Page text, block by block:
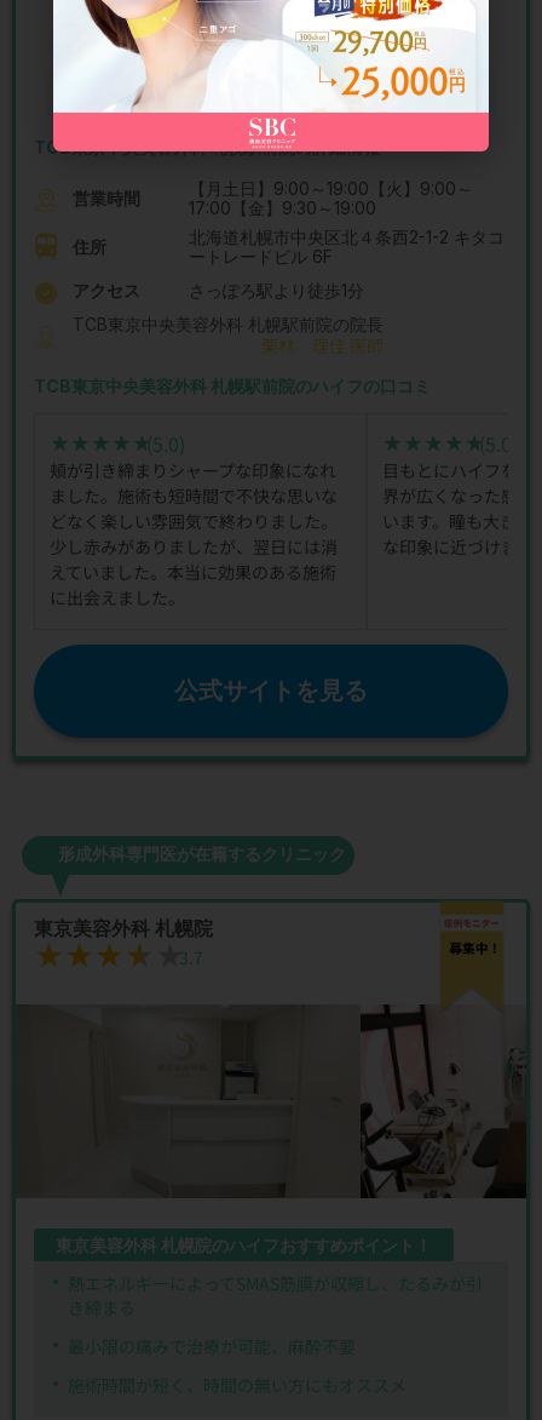
症例の詳細を見る ＋
TCB東京中央美容外科 札幌駅前院の詳細情報
営業時間
【月土日】9:00～19:00【火】9:00～
17:00【金】9:30～19:00
住所
北海道札幌市中央区北４条西2-1-2 キタコ
ートレードビル 6F
アクセス
さっぽろ駅より徒歩1分
TCB東京中央美容外科 札幌駅前院の院長
栗林 理佳 医師
TCB東京中央美容外科 札幌駅前院のハイフの口コミ
★★★★★
★★★★★(5.0)
頬が引き締まりシャープな印象になれ
ました。施術も短時間で不快な思いな
どなく楽しい雰囲気で終わりました。
少し赤みがありましたが、翌日には消
えていました。本当に効果のある施術
に出会えました。
★★★★★
★★★★★(5.0)
目もとにハイフを
界が広くなった感
います。瞳も大き
な印象に近づけまし
公式サイトを見る
形成外科専門医が在籍するクリニック
東京美容外科 札幌院
★★★★★
★★★★★3.7
東京美容外科 札幌院のハイフおすすめポイント！
熱エネルギーによってSMAS筋膜が収縮し、たるみが引
き締まる
最小限の痛みで治療が可能、麻酔不要
施術時間が短く、時間の無い方にもオススメ